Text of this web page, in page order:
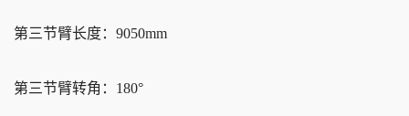
第三节臂长度：9050mm
第三节臂转角：180°